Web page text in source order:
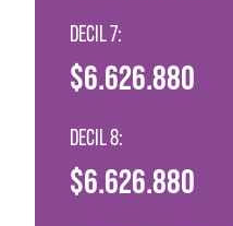
DECIL 7:
$6.626.880
DECIL 8:
$6.626.880